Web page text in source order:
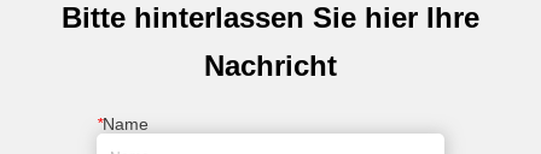
Bitte hinterlassen Sie hier Ihre
Nachricht
*Name